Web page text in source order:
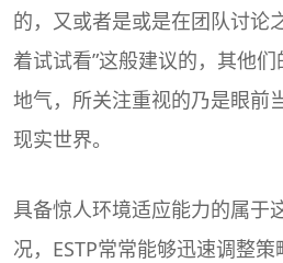
的，又或者是或是在团队讨论
着试试看”这般建议的，其他
地气，所关注重视的乃是眼前
现实世界。
具备惊人环境适应能力的属于
况，ESTP常常能够迅速调整